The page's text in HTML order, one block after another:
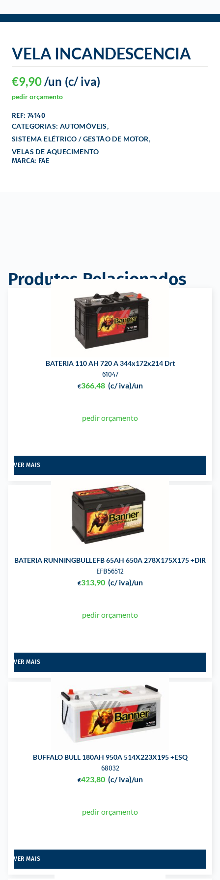
VELA INCANDESCENCIA
€9,90 (c/ iva)
/un
pedir orçamento
REF: 74140
CATEGORIAS: AUTOMÓVEIS,
SISTEMA ELÉTRICO / GESTÃO DE MOTOR,
VELAS DE AQUECIMENTO
MARCA: FAE
Produtos Relacionados
BATERIA 110 AH 720 A 344x172x214 Drt
61047
€366,48 (c/ iva)/un
pedir orçamento
VER MAIS
BATERIA RUNNINGBULLEFB 65AH 650A 278X175X175 +DIR
EFB56512
€313,90 (c/ iva)/un
pedir orçamento
VER MAIS
BUFFALO BULL 180AH 950A 514X223X195 +ESQ
68032
€423,80 (c/ iva)/un
pedir orçamento
VER MAIS